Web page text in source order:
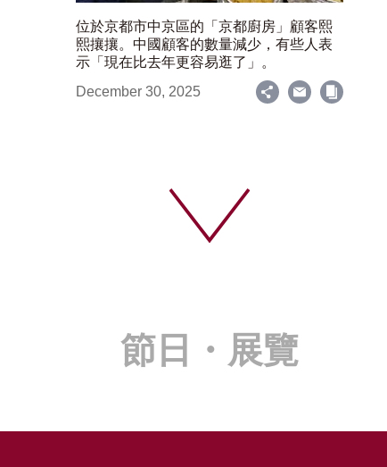
位於京都市中京區的「京都廚房」顧客熙
熙攘攘。中國顧客的數量減少，有些人表
示「現在比去年更容易逛了」。
December 30, 2025
節日・展覽